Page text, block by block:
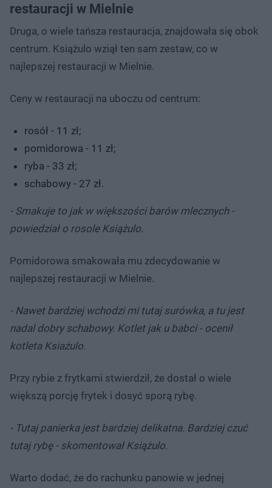
restauracji w Mielnie
Druga, o wiele tańsza restauracja, znajdowała się obok
centrum. Książulo wziął ten sam zestaw, co w
najlepszej restauracji w Mielnie.
Ceny w restauracji na uboczu od centrum:
rosół - 11 zł;
pomidorowa - 11 zł;
ryba - 33 zł;
schabowy - 27 zł.
- Smakuje to jak w większości barów mlecznych -
powiedział o rosole Książulo.
Pomidorowa smakowała mu zdecydowanie w
najlepszej restauracji w Mielnie.
- Nawet bardziej wchodzi mi tutaj surówka, a tu jest
nadal dobry schabowy. Kotlet jak u babci - ocenił
kotleta Ksiażulo.
Przy rybie z frytkami stwierdził, że dostał o wiele
większą porcję frytek i dosyć sporą rybę.
- Tutaj panierka jest bardziej delikatna. Bardziej czuć
tutaj rybę - skomentował Książulo.
Warto dodać, że do rachunku panowie w jednej